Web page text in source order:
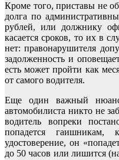
Кроме того, приставы не
долга по
рублей, или должнику
касается сроков, то их в
нет: правонарушителя
задолженность и
есть может пройти как
от самого водителя.
Еще один важный
автомобилиста никто не
водитель вопреки
попадется гаишникам,
удостоверение, он
до 50 часов или лишится